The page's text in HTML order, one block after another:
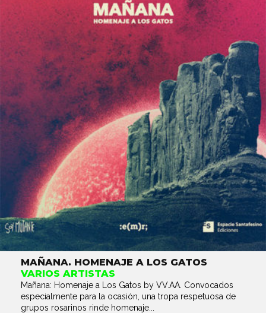
MAÑANA. HOMENAJE A LOS GATOS
VARIOS ARTISTAS
Mañana: Homenaje a Los Gatos by VV.AA. Convocados
especialmente para la ocasión, una tropa respetuosa de
grupos rosarinos rinde homenaje...